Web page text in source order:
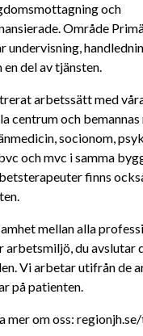
och
Område
undervisning,
del av tjänsten.
arbetssätt med
centrum och bemannas
socionom,
och mvc i samma
finns
mellan alla
arbetsmiljö, du avslutar
Vi arbetar utifrån de
på patienten.
mer om oss: